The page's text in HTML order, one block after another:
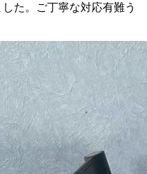
た。ご丁寧な対応有難う